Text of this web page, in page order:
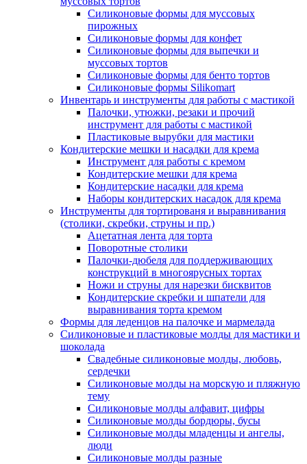
Силиконовые формы для муссовых
пирожных
Силиконовые формы для конфет
Силиконовые формы для выпечки и
муссовых тортов
Силиконовые формы для бенто тортов
Силиконовые формы Silikomart
Инвентарь и инструменты для работы с мастикой
Палочки, утюжки, резаки и прочий
инструмент для работы с мастикой
Пластиковые вырубки для мастики
Кондитерские мешки и насадки для крема
Инструмент для работы с кремом
Кондитерские мешки для крема
Кондитерские насадки для крема
Наборы кондитерских насадок для крема
Инструменты для тортированя и выравнивания
(столики, скребки, струны и пр.)
Ацетатная лента для торта
Поворотные столики
Палочки-дюбеля для поддерживающих
конструкций в многоярусных тортах
Ножи и струны для нарезки бисквитов
Кондитерские скребки и шпатели для
выравнивания торта кремом
Формы для леденцов на палочке и мармелада
Силиконовые и пластиковые молды для мастики и
шоколада
Свадебные силиконовые молды, любовь,
сердечки
Силиконовые молды на морскую и пляжную
тему
Силиконовые молды алфавит, цифры
Силиконовые молды бордюры, бусы
Силиконовые молды младенцы и ангелы,
люди
Силиконовые молды разные